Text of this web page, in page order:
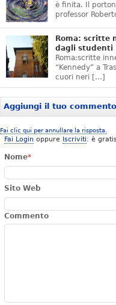
è finita. Il
professor
Roma: scritte
dagli studenti
Roma:scritte
“Kennedy” a
cuori neri […]
Aggiungi il tuo commento
Fai clic qui per annullare la risposta.
Fai Login oppure Iscriviti: è
Nome*
Sito Web
Commento